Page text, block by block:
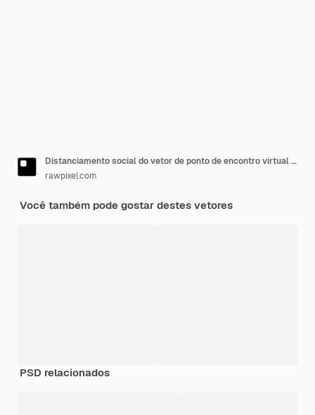
Distanciamento social do vetor de ponto de encontro virtual no novo desenho de doodle de estilo de vida normal
rawpixel.com
Você também pode gostar destes vetores
PSD relacionados